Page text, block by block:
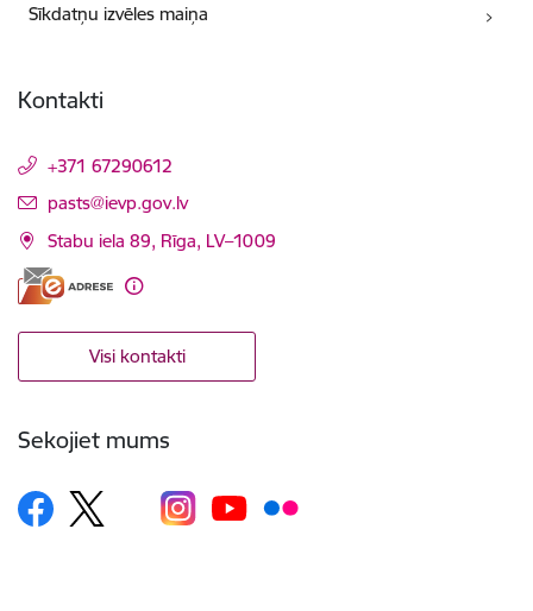
Sīkdatņu izvēles maiņa
Kontakti
+371 67290612
E-pasts:
pasts@ievp.gov.lv
Stabu iela 89, Rīga, LV–1009
Visi kontakti
Sekojiet mums